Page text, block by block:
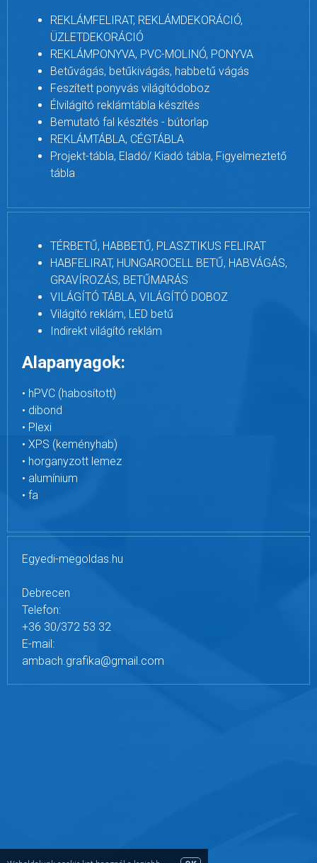
REKLÁMFELIRAT, REKLÁMDEKORÁCIÓ,
ÜZLETDEKORÁCIÓ
REKLÁMPONYVA, PVC-MOLINÓ, PONYVA
Betűvágás, betűkivágás, habbetű vágás
Feszített ponyvás világítódoboz
Élvilágító reklámtábla készítés
Bemutató fal készítés - bútorlap
REKLÁMTÁBLA, CÉGTÁBLA
Projekt-tábla, Eladó/ Kiadó tábla, Figyelmeztető
tábla
TÉRBETŰ, HABBETŰ, PLASZTIKUS FELIRAT
HABFELIRAT, HUNGAROCELL BETŰ, HABVÁGÁS,
GRAVÍROZÁS, BETŰMARÁS
VILÁGÍTÓ TÁBLA, VILÁGÍTÓ DOBOZ
Világító reklám, LED betű
Indirekt világító reklám
Alapanyagok:
• hPVC (habosított)
• dibond
• Plexi
• XPS (keményhab)
• horganyzott lemez
• alumínium
• fa
Egyedi-megoldas.hu
Debrecen
Telefon:
+36 30/372 53 32
E-mail:
ambach.grafika@gmail.com